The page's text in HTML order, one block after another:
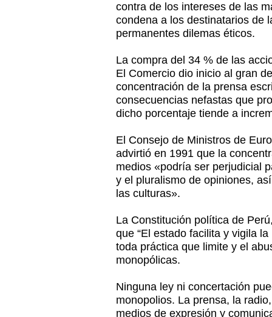
contra de los intereses de las
condena a los destinatarios de
permanentes dilemas éticos.
La compra del 34 % de las
El Comercio dio inicio al gran
concentración de la prensa
consecuencias nefastas que
dicho porcentaje tiende a
El Consejo de Ministros de
advirtió en 1991 que la
medios «podría ser perjudicial
y el pluralismo de opiniones,
las culturas».
La Constitución política de
que “El estado facilita y vigila
toda práctica que limite y el
monopólicas.
Ninguna ley ni concertación
monopolios. La prensa, la
medios de expresión y